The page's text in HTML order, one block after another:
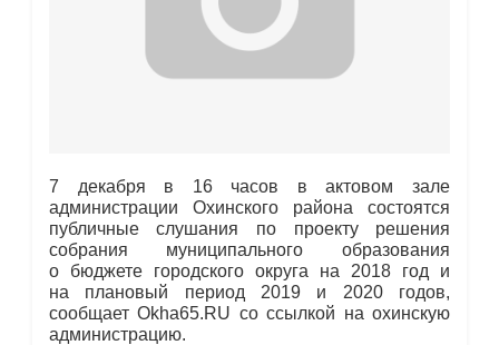
7 декабря в 16 часов в актовом зале
администрации Охинского района состоятся
публичные слушания по проекту решения
собрания муниципального образования
о бюджете городского округа на 2018 год и
на плановый период 2019 и 2020 годов,
сообщает Okha65.RU со ссылкой на охинскую
администрацию.